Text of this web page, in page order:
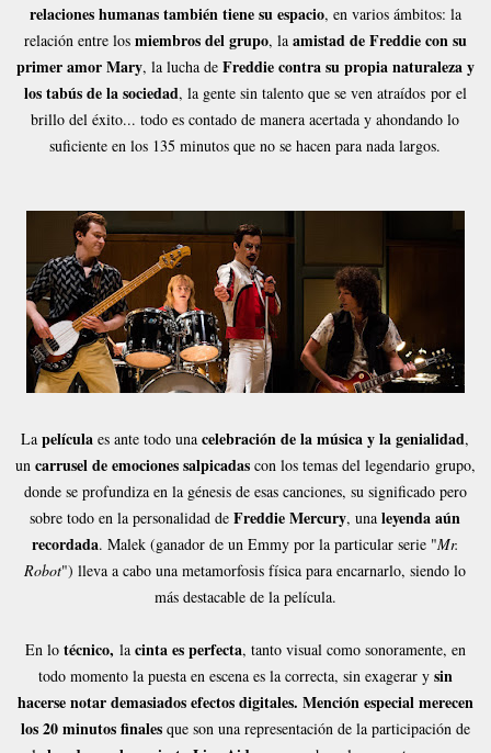
relaciones humanas también tiene su espacio, en varios ámbitos: la
relación entre los miembros del grupo, la amistad de Freddie con su
primer amor Mary, la lucha de Freddie contra su propia naturaleza y
los tabús de la sociedad, la gente sin talento que se ven atraídos por el
brillo del éxito... todo es contado de manera acertada y ahondando lo
suficiente en los 135 minutos que no se hacen para nada largos.
Lapelículaes ante todo unacelebración de la música y la genialidad,
uncarrusel de emociones salpicadascon los temas del legendario grupo,
donde se profundiza en la génesis de esas canciones, su significado pero
sobre todo en la personalidad deFreddie Mercury, una leyenda aún
recordada. Malek (ganador de un Emmy por la particular serie "Mr.
Robot") lleva a cabo una metamorfosis física para encarnarlo, siendo lo
más destacable de la película.
En lo técnico, la cinta es perfecta, tanto visual como sonoramente, en
todo momento la puesta en escena es la correcta, sin exagerar ysin
hacerse notar demasiados efectos digitales. Mención especial merecen
los 20 minutos finalesque son una representación de la participación de